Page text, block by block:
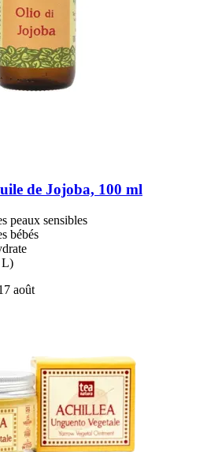
de Jojoba, 100 ml
peaux sensibles
bébés
L)
août